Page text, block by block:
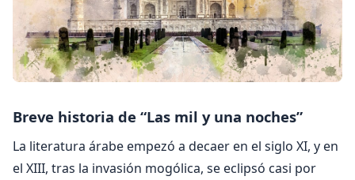
Breve historia de “Las mil y una noches”
La literatura árabe empezó a decaer en el siglo XI, y en
el XIII, tras la invasión mogólica, se eclipsó casi por